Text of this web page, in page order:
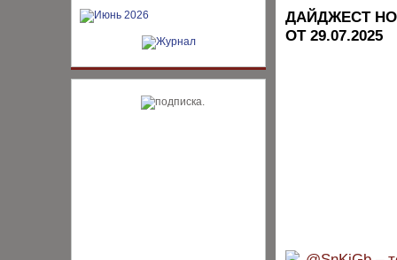
ДАЙДЖЕСТ
ОТ 29.07.2025